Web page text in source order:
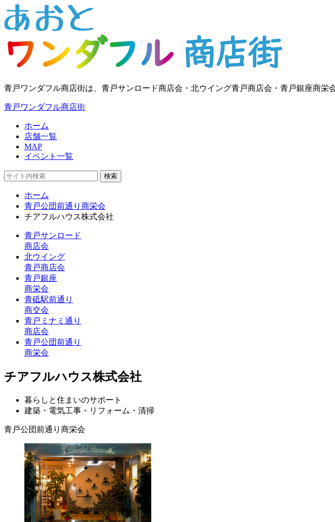
青戸ワンダフル商店街は、青戸サンロード商店会・北ウイング青戸商店会・青戸銀座商
青戸ワンダフル商店街
ホーム
店舗一覧
MAP
イベント一覧
検索
ホーム
青戸公団前通り商栄会
チアフルハウス株式会社
青戸サンロード
商店会
北ウイング
青戸商店会
青戸銀座
商栄会
青砥駅前通り
商交会
青戸ミナミ通り
商店会
青戸公団前通り
商栄会
チアフルハウス株式会社
暮らしと住まいのサポート
建築・電気工事・リフォーム・清掃
青戸公団前通り商栄会